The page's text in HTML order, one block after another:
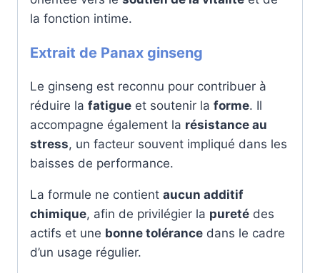
la fonction intime.
Extrait de Panax ginseng
Le ginseng est reconnu pour contribuer à
réduire la fatigue et soutenir la forme. Il
accompagne également la résistance au
stress, un facteur souvent impliqué dans les
baisses de performance.
La formule ne contient aucun additif
chimique, afin de privilégier la pureté des
actifs et une bonne tolérance dans le cadre
d’un usage régulier.